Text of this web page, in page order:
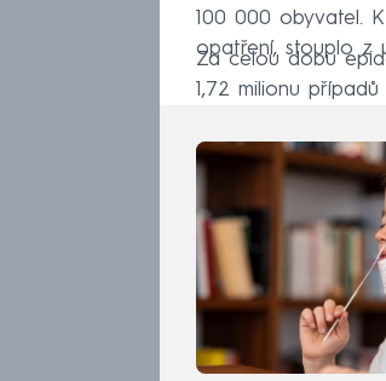
100 000 obyvatel.
opatření, stouplo z
Za celou dobu
1,72 milionu